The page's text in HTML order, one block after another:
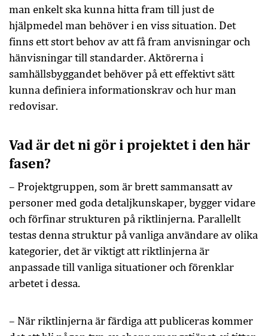
man enkelt ska kunna hitta fram till just de
hjälpmedel man behöver i en viss situation. Det
finns ett stort behov av att få fram anvisningar och
hänvisningar till standarder. Aktörerna i
samhällsbyggandet behöver på ett effektivt sätt
kunna definiera informationskrav och hur man
redovisar.
Vad är det ni gör i projektet i den här
fasen?
– Projektgruppen, som är brett sammansatt av
personer med goda detaljkunskaper, bygger vidare
och förfinar strukturen på riktlinjerna. Parallellt
testas denna struktur på vanliga användare av olika
kategorier, det är viktigt att riktlinjerna är
anpassade till vanliga situationer och förenklar
arbetet i dessa.
– När riktlinjerna är färdiga att publiceras kommer